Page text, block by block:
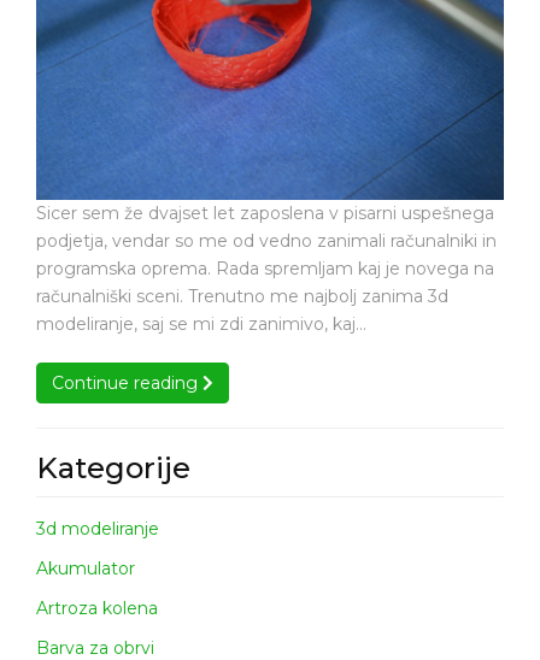
za
3d
modeliranje
tečaj
Sicer sem že dvajset let zaposlena v pisarni uspešnega
podjetja, vendar so me od vedno zanimali računalniki in
programska oprema. Rada spremljam kaj je novega na
računalniški sceni. Trenutno me najbolj zanima 3d
modeliranje, saj se mi zdi zanimivo, kaj…
Continue reading
Kategorije
3d modeliranje
Akumulator
Artroza kolena
Barva za obrvi